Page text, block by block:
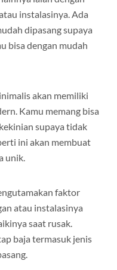
instalasinya. Ada
dipasang supaya
bisa dengan mudah
akan memiliki
Kamu memang bisa
supaya tidak
ini akan membuat
unik.
faktor
atau instalasinya
saat rusak.
baja termasuk jenis